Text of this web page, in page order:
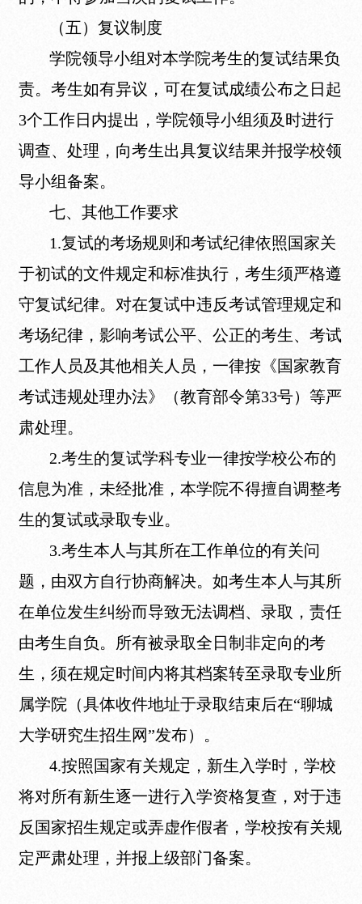
（五）复议制度
学院领导小组对本学院考生的复试结果负
责。考生如有异议，可在复试成绩公布之日起
3个工作日内提出，学院领导小组须及时进行
调查、处理，向考生出具复议结果并报学校领
导小组备案。
七、其他工作要求
1.复试的考场规则和考试纪律依照国家关
于初试的文件规定和标准执行，考生须严格遵
守复试纪律。对在复试中违反考试管理规定和
考场纪律，影响考试公平、公正的考生、考试
工作人员及其他相关人员，一律按《国家教育
考试违规处理办法》（教育部令第33号）等严
肃处理。
2.考生的复试学科专业一律按学校公布的
信息为准，未经批准，本学院不得擅自调整考
生的复试或录取专业。
3.考生本人与其所在工作单位的有关问
题，由双方自行协商解决。如考生本人与其所
在单位发生纠纷而导致无法调档、录取，责任
由考生自负。所有被录取全日制非定向的考
生，须在规定时间内将其档案转至录取专业所
属学院（具体收件地址于录取结束后在“聊城
大学研究生招生网”发布）。
4.按照国家有关规定，新生入学时，学校
将对所有新生逐一进行入学资格复查，对于违
反国家招生规定或弄虚作假者，学校按有关规
定严肃处理，并报上级部门备案。